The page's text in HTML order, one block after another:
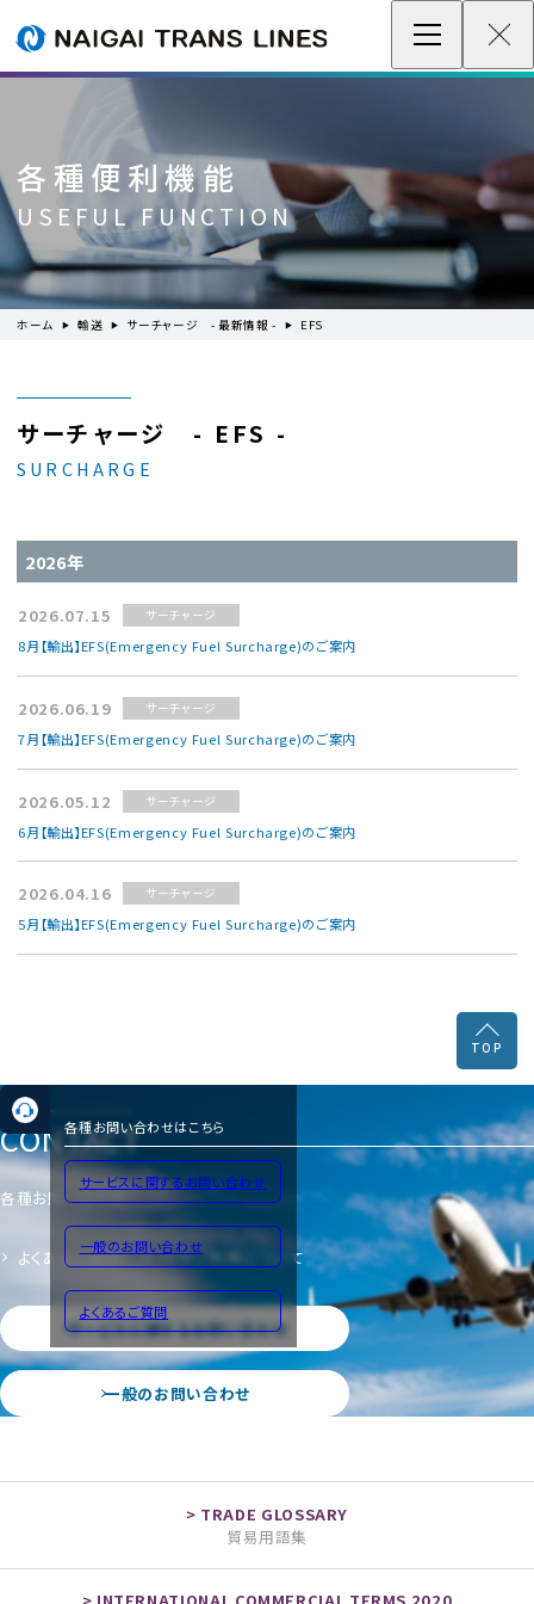
サステナビリティ
よくあるご質問
物流トピックス
ENGLISH
企業情報 / グローバルネットワーク
事業案内
各種情報
最新情報
お問い合わせ / お見積り
各種便利機能
USEFUL FUNCTION
ホーム 輸送 サーチャージ - 最新情報 - EFS
サーチャージ - EFS -
SURCHARGE
2026年
2026.07.15 サーチャージ
8月【輸出】EFS(Emergency Fuel Surcharge)のご案内
2026.06.19 サーチャージ
7月【輸出】EFS(Emergency Fuel Surcharge)のご案内
2026.05.12 サーチャージ
6月【輸出】EFS(Emergency Fuel Surcharge)のご案内
2026.04.16 サーチャージ
5月【輸出】EFS(Emergency Fuel Surcharge)のご案内
TOP
各種お問い合わせはこちら
サービスに関するお問い合わせ
一般のお問い合わせ
よくあるご質問
CONTACT
各種お問い合わせ
よくあるご質問 サイトのご利用について
サービスに関するお問い合わせ
一般のお問い合わせ
貿易用語集